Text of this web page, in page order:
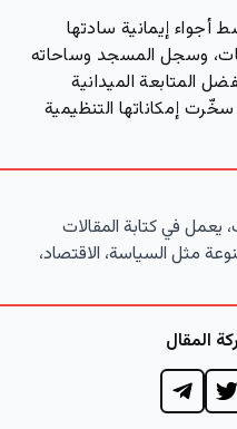
إيمانية سادتها
وسجل المسجد وساحاته
المتابعة الميدانية
إمكاناتها التنظيمية
في كتابة المقالات
مثل السياسة، الاقتصاد،
المقال